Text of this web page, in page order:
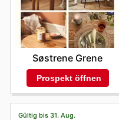
Søstrene Grene
Prospekt öffnen
Gültig bis 31. Aug.